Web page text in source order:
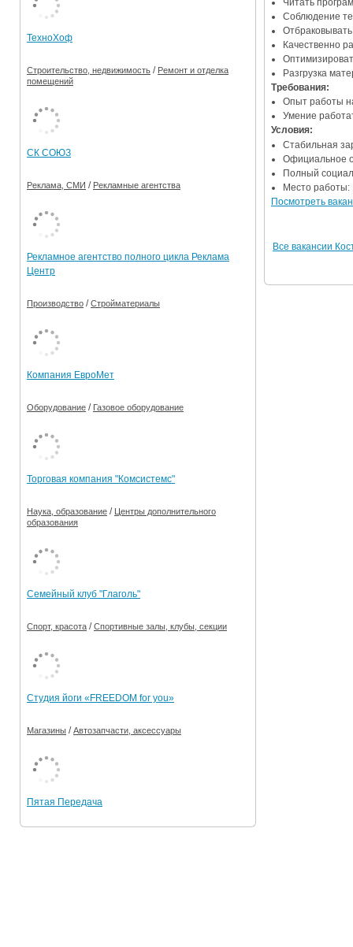
Ограничения движения транспорта на майские
Электронные транспортные карты
Читать
Соблюдение
Качественно
Разгрузка
Требования:
Опыт работы
Умение
Условия:
Стабильная
Официальное
Полный
Место работы:
Посмотреть
Все вакансии
ТехноХоф
Строительство, недвижимость / Ремонт и отделка
помещений
СК СОЮЗ
Реклама, СМИ / Рекламные агентства
Рекламное агентство полного цикла Реклама
Центр
Производство /Стройматериалы
Компания ЕвроМет
Оборудование / Газовое оборудование
Торговая компания "Комсистемс"
Наука, образование / Центры дополнительного
образования
Семейный клуб "Глаголь"
Спорт, красота /Спортивные залы, клубы, секции
Студия йоги «FREEDOM for you»
Магазины /Автозапчасти, аксессуары
Пятая Передача